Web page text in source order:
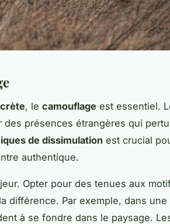
, le camouflage est essentiel.
des présences étrangères qui
de dissimulation est crucial
authentique.
Opter pour des tenues aux
différence. Par exemple, dans
à se fondre dans le paysage.